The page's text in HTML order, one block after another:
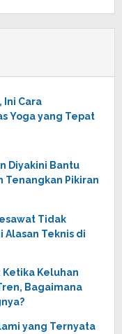
Ini Cara
Yoga yang Tepat
Diyakini Bantu
Tenangkan Pikiran
Tidak
Alasan Teknis di
Ketika Keluhan
Bagaimana
yang Ternyata